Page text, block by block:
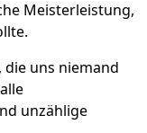
Meisterleistung,
, die uns niemand
unzählige